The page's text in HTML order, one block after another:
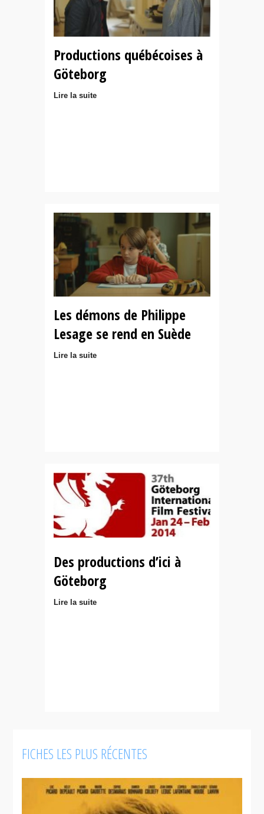
Productions québécoises à
Göteborg
Lire la suite
Les démons de Philippe
Lesage se rend en Suède
Lire la suite
Des productions d’ici à
Göteborg
Lire la suite
FICHES LES PLUS RÉCENTES